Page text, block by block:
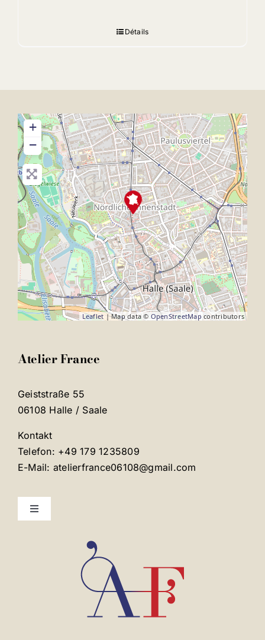
Détails
+
−
Leaflet | Map data © OpenStreetMap contributors
Atelier France
Geiststraße 55
06108 Halle / Saale
Kontakt
Telefon: +49 179 1235809
E-Mail: atelierfrance06108@gmail.com
Toggle
Mentions légales